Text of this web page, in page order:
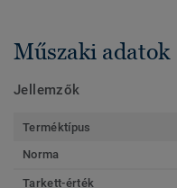
Műszaki adatok
Jellemzők
Terméktípus
Norma
Tarkett-érték